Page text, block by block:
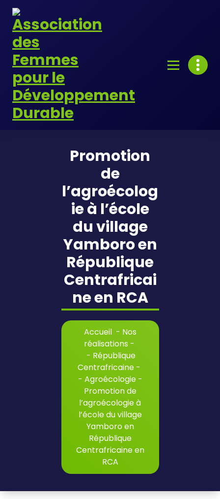
Skip
content
Promotion
de
l’agroécolog
ie à l’école
du village
Yamboro en
République
Centrafricai
ne en RCA
Accueil- Nos
réalisations-
- République
Centrafricaine -
- Agroécologie-
Promotion de
l’agroécologie à
l’école du village
Yamboro en
République
Centrafricaine en
RCA